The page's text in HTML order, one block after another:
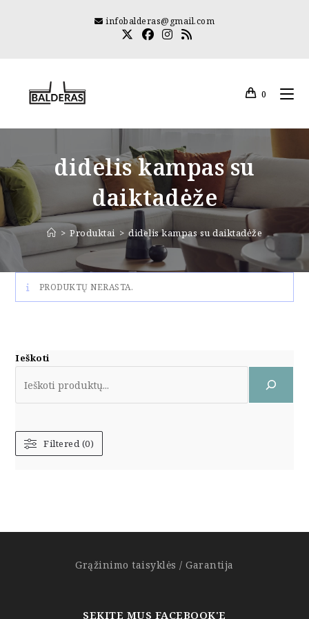
infobalderas@gmail.com
0
didelis kampas su
daiktadėže
> Produktai > didelis kampas su daiktadėže
PRODUKTŲ NERASTA.
Ieškoti
Filtered (0)
Grąžinimo taisyklės / Garantija
SEKITE MUS FACEBOOK'E